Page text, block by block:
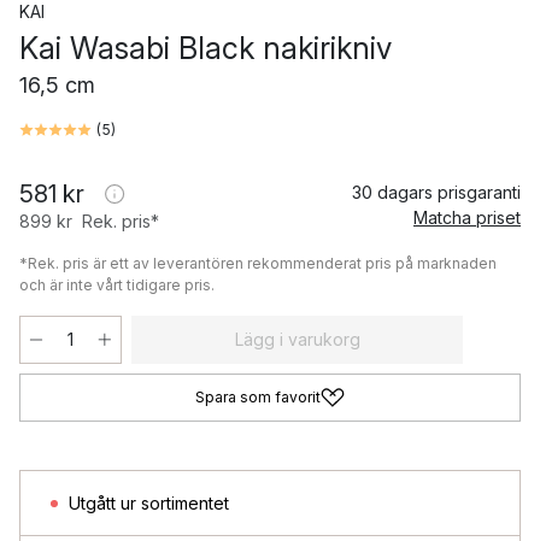
KAI
Kai Wasabi Black nakirikniv
16,5 cm
(5)
581 kr
899 kr Rek. pris*
30 dagars prisgaranti
Matcha priset
*Rek. pris är ett av leverantören rekommenderat pris på marknaden
och är inte vårt tidigare pris.
Lägg i varukorg
Spara som favorit
Utgått ur sortimentet